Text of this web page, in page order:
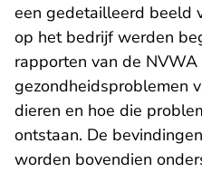
een gedetailleerd beeld
op het bedrijf werden
rapporten van de
gezondheidsproblemen
dieren en hoe die
ontstaan. De
worden bovendien